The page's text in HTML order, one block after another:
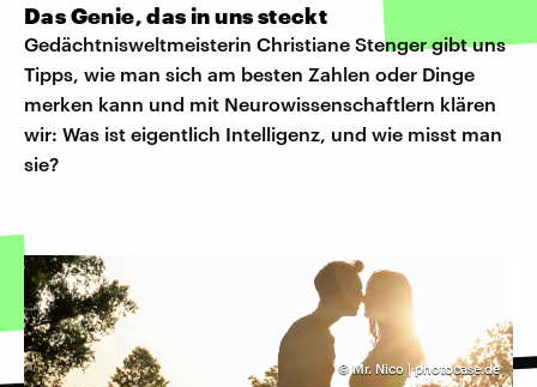
Das Genie, das in uns steckt
Gedächtnisweltmeisterin Christiane Stenger gibt uns
Tipps, wie man sich am besten Zahlen oder Dinge
merken kann und mit Neurowissenschaftlern klären
wir: Was ist eigentlich Intelligenz, und wie misst man
sie?
© Mr. Nico | photocase.de